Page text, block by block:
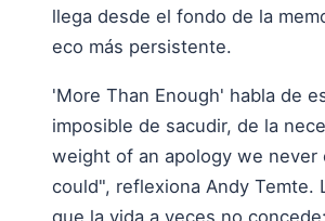
llega desde el fondo de la
eco más persistente.
'More Than Enough' habla de
imposible de sacudir, de la
weight of an apology we
could", reflexiona Andy Temte.